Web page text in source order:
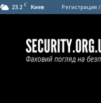
23.2 C Киев Регистрация